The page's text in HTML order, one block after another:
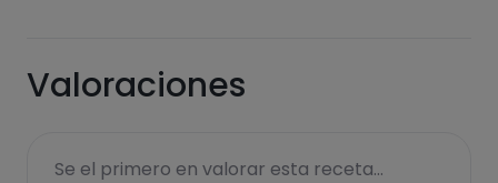
Valoraciones
Se el primero en valorar esta receta...